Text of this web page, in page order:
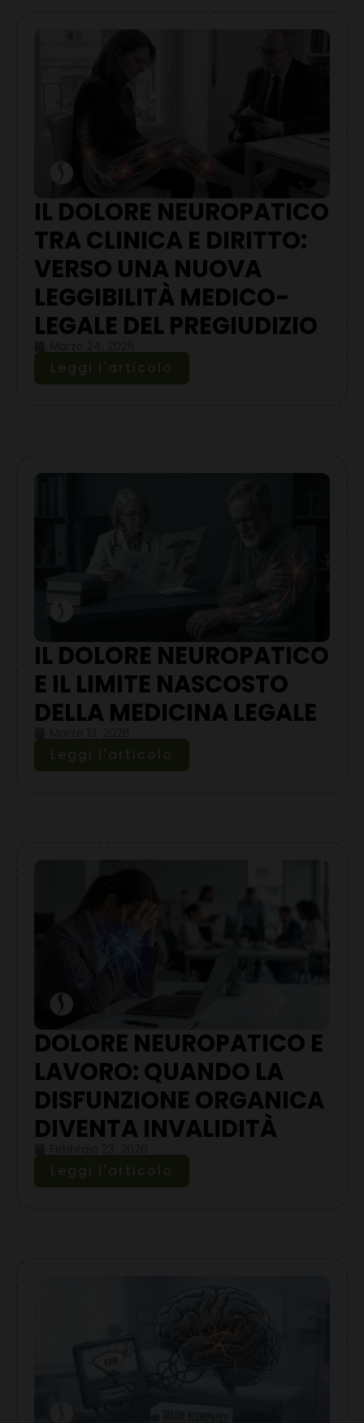
IL DOLORE NEUROPATICO
TRA CLINICA E DIRITTO:
VERSO UNA NUOVA
LEGGIBILITÀ MEDICO-
LEGALE DEL PREGIUDIZIO
Leggi l'articolo
IL DOLORE NEUROPATICO
E IL LIMITE NASCOSTO
DELLA MEDICINA LEGALE
Leggi l'articolo
DOLORE NEUROPATICO E
LAVORO: QUANDO LA
DISFUNZIONE ORGANICA
DIVENTA INVALIDITÀ
Leggi l'articolo